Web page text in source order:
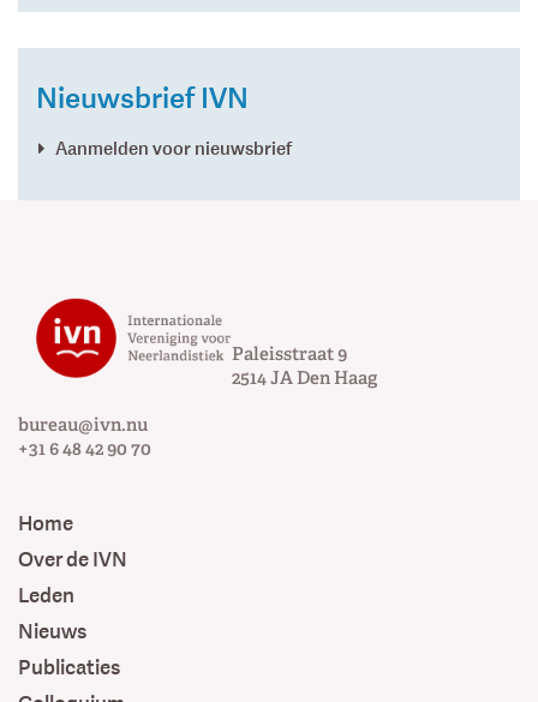
Nieuwsbrief IVN
Aanmelden voor nieuwsbrief
Paleisstraat 9
2514 JADen Haag
bureau@ivn.nu
+31 6 48 42 90 70
Home
Over de IVN
Leden
Nieuws
Publicaties